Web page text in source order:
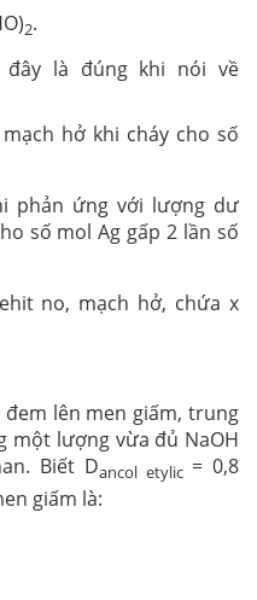
2.
là đúng khi nói về
hở khi cháy cho số
phản ứng với lượng dư
số mol Ag gấp 2 lần số
no, mạch hở, chứa x
đem lên men giấm, trung
một lượng vừa đủ NaOH
Biết Dancol etylic = 0,8
giấm là: